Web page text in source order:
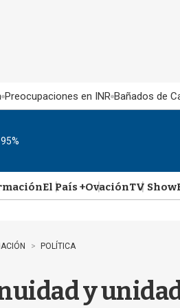
Preocupaciones en INR Bañados de
El País +OvaciónTV Show
POLÍTICA
y